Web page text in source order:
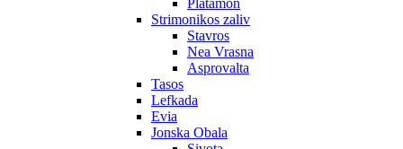
Platamon
Strimonikos zaliv
Stavros
Nea Vrasna
Asprovalta
Tasos
Lefkada
Evia
Jonska Obala